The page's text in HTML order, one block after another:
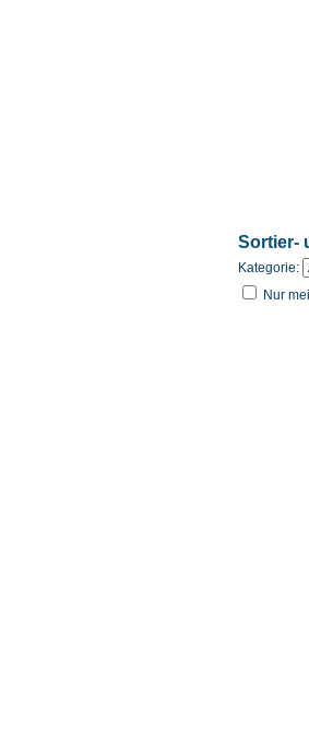
Sortier-
Kategorie:
Nur